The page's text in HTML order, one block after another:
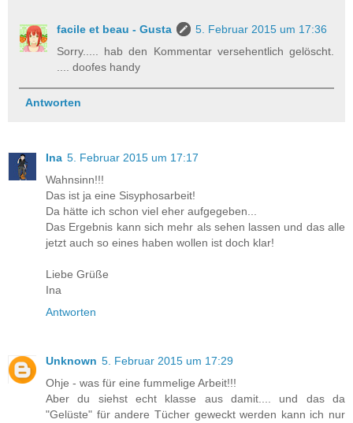
facile et beau - Gusta
5. Februar 2015 um 17:36
Sorry..... hab den Kommentar versehentlich gelöscht.
.... doofes handy
Antworten
Ina 5. Februar 2015 um 17:17
Wahnsinn!!!
Das ist ja eine Sisyphosarbeit!
Da hätte ich schon viel eher aufgegeben...
Das Ergebnis kann sich mehr als sehen lassen und das alle
jetzt auch so eines haben wollen ist doch klar!
Liebe Grüße
Ina
Antworten
Unknown 5. Februar 2015 um 17:29
Ohje - was für eine fummelige Arbeit!!!
Aber du siehst echt klasse aus damit.... und das da
"Gelüste" für andere Tücher geweckt werden kann ich nur